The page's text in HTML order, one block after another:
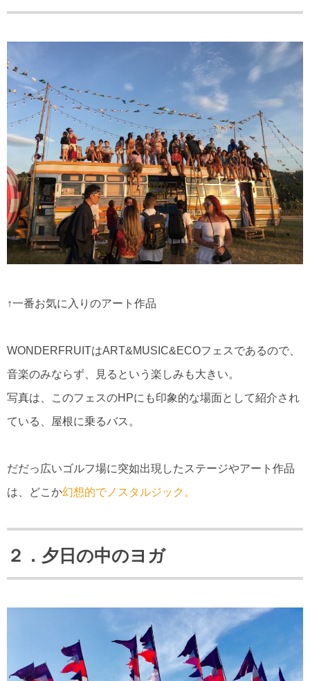
↑一番お気に入りのアート作品
WONDERFRUITはART&MUSIC&ECOフェスであるので、
音楽のみならず、見るという楽しみも大きい。
写真は、このフェスのHPにも印象的な場面として紹介され
ている、屋根に乗るバス。
だだっ広いゴルフ場に突如出現したステージやアート作品
は、どこか幻想的でノスタルジック。
２．夕日の中のヨガ